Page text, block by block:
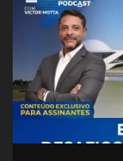
Facebook